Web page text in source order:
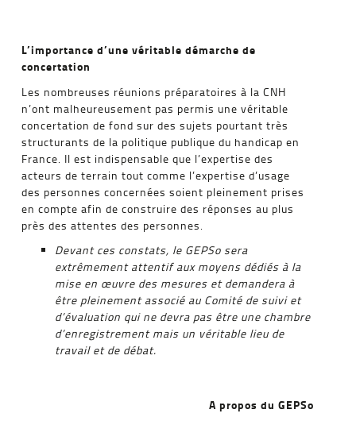
L’importance d’une véritable démarche de
concertation
Les nombreuses réunions préparatoires à la CNH
n’ont malheureusement pas permis une véritable
concertation de fond sur des sujets pourtant très
structurants de la politique publique du handicap en
France. Il est indispensable que l’expertise des
acteurs de terrain tout comme l’expertise d’usage
des personnes concernées soient pleinement prises
en compte afin de construire des réponses au plus
près des attentes des personnes.
Devant ces constats, le GEPSo sera
extrêmement attentif aux moyens dédiés à la
mise en œuvre des mesures et demandera à
être pleinement associé au Comité de suivi et
d’évaluation qui ne devra pas être une chambre
d’enregistrement mais un véritable lieu de
travail et de débat.
A propos du GEPSo